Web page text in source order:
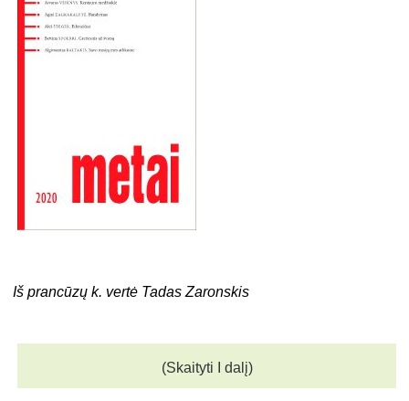
Iš prancūzų k. vertė Tadas Zaronskis
(Skaityti I dalį)